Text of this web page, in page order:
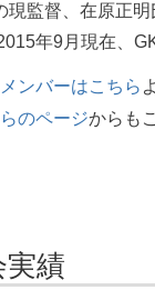
現監督、在原正
年9月現在、
ンバーはこちら
のページからも
績